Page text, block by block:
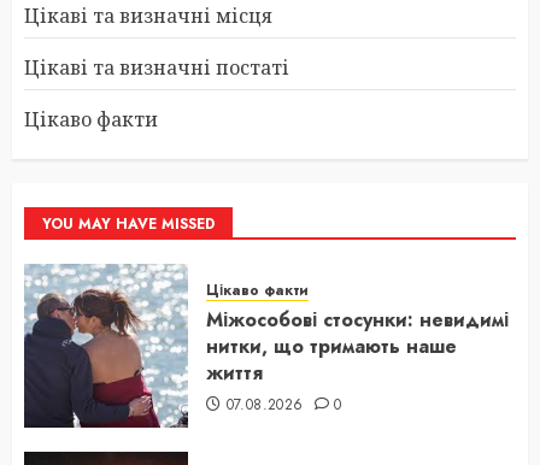
Цікаві та визначні місця
Цікаві та визначні постаті
Цікаво факти
YOU MAY HAVE MISSED
Цікаво факти
Міжособові стосунки: невидимі
нитки, що тримають наше
життя
07.08.2026 0